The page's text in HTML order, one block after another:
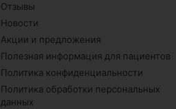
Отзывы
Новости
Акции и предложения
Полезная информация для пациентов
Политика конфиденциальности
Политика обработки персональных
данных